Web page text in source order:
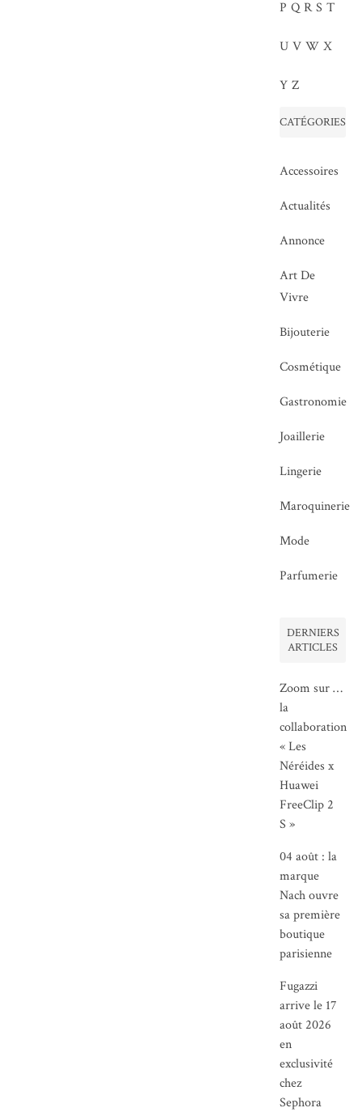
P Q R S T
U V W X
Y Z
CATÉGORIES
Accessoires
Actualités
Annonce
Art De
Vivre
Bijouterie
Cosmétique
Gastronomie
Joaillerie
Lingerie
Maroquinerie
Mode
Parfumerie
DERNIERS
ARTICLES
Zoom sur …
la
collaboration
« Les
Néréides x
Huawei
FreeClip 2
S »
04 août : la
marque
Nach ouvre
sa première
boutique
parisienne
Fugazzi
arrive le 17
août 2026
en
exclusivité
chez
Sephora